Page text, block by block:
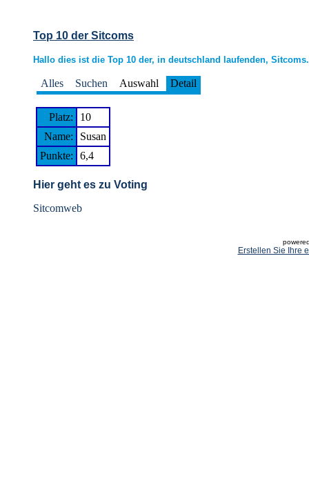
Top 10 der Sitcoms
Hallo dies ist die Top 10 der, in deutschland laufenden, Sitcoms.
Alles Suchen Auswahl Detail
Platz:
10
Name:
Susan
Punkte:
6,4
Hier geht es zu Voting
Sitcomweb
Erstellen Sie Ihre